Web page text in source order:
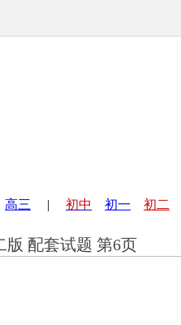
高三 | 初中 初一 初二
版 配套试题 第6页